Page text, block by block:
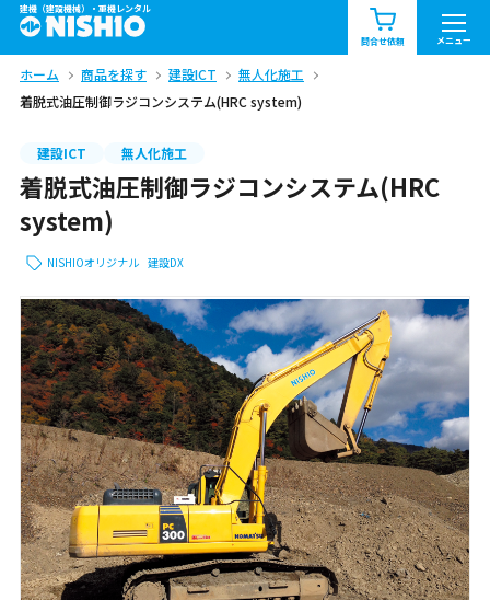
建機（建設機械）・重機レンタル
問合せ依頼 メニュー
商品一覧 お知らせ一覧
問合せ依頼リスト
北海道 東北 関東
中部
九州・沖縄（外部）
ホーム 商品を探す 建設ICT
無人化施工
着脱式油圧制御ラジコンシステム(HRC system)
建設ICT 無人化施工
着脱式油圧制御ラジコンシステム(HRC
system)
NISHIOオリジナル 建設DX